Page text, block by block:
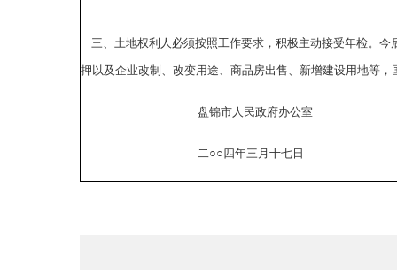
三、土地权利人必须按照工作要求，积极主动接受年检。
押以及企业改制、改变用途、商品房出售、新增建设用地等
盘锦市人民政府办公室
二○○四年三月十七日